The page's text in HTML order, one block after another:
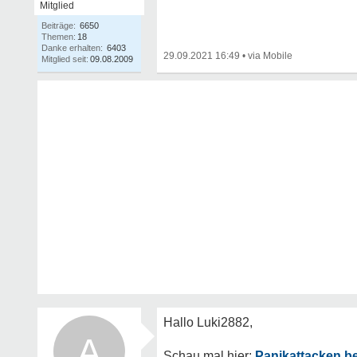
Mitglied
Beiträge: 6650
Themen: 18
Danke erhalten: 6403
Mitglied seit: 09.08.2009 29.09.2021 16:49 •